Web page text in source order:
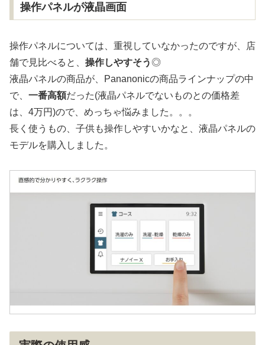
操作パネルが液晶画面
操作パネルについては、重視していなかったのですが、店
舗で見比べると、 操作しやすそう◎
液晶パネルの商品が、Pananonicの商品ラインナップの中
で、 一番高額だった(液晶パネルでないものとの価格差
は、4万円)ので、めっちゃ悩みました。。。
長く使うもの、子供も操作しやすいかなと、液晶パネルの
モデルを購入しました。